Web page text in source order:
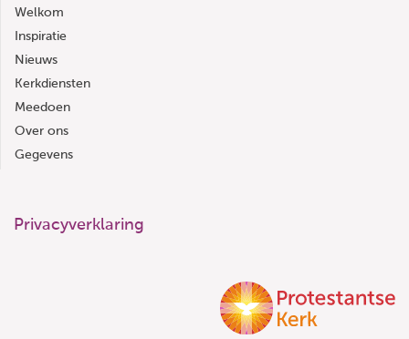
Welkom
Inspiratie
Nieuws
Kerkdiensten
Meedoen
Over ons
Gegevens
Privacyverklaring